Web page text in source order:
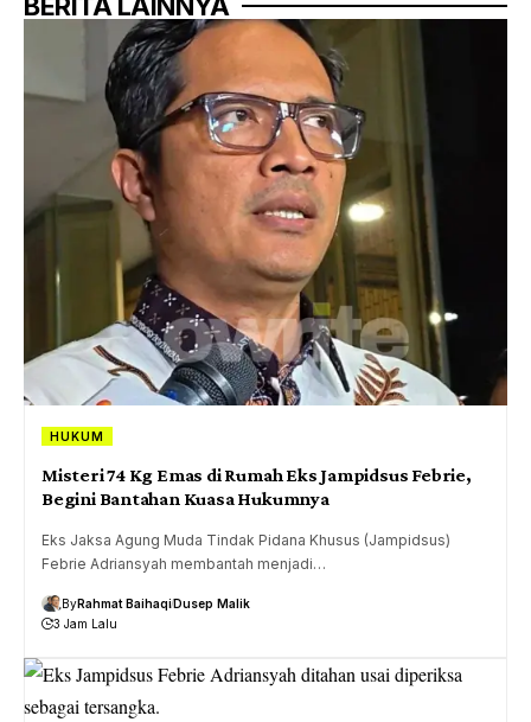
HUKUM
Misteri 74 Kg Emas di Rumah Eks Jampidsus Febrie,
Begini Bantahan Kuasa Hukumnya
Eks Jaksa Agung Muda Tindak Pidana Khusus (Jampidsus)
Febrie Adriansyah membantah menjadi…
ByRahmat BaihaqiDusep Malik
3 Jam Lalu